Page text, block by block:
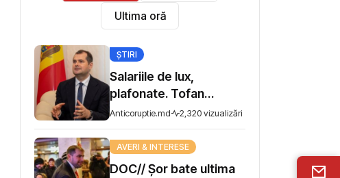
Ultima oră
ȘTIRI
Salariile de lux,
plafonate. Tofan
propune moratoriu
pentru prime și
bonusuri
Anticoruptie.md 2,320 vizualizări
AVERI & INTERESE
DOC// Șor bate ultima